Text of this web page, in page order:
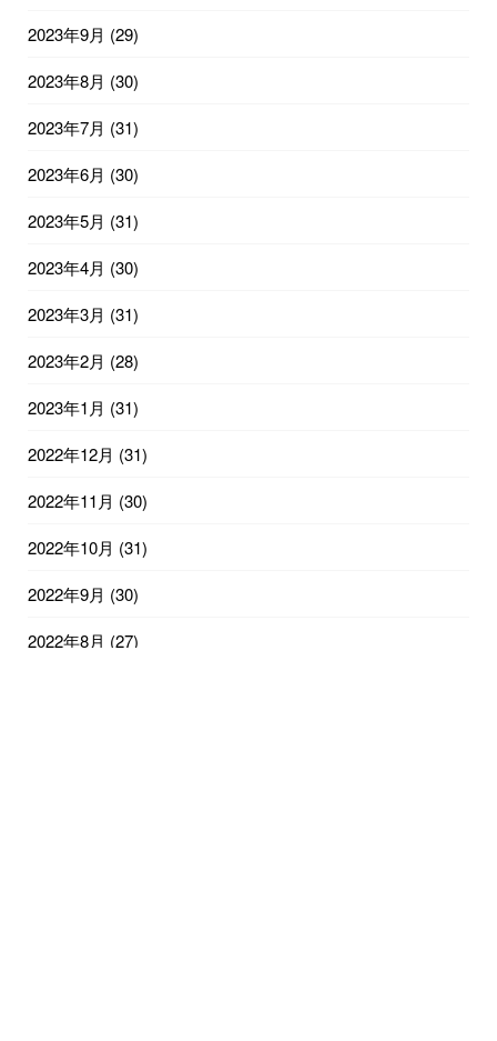
2023年9月 (29)
2023年8月 (30)
2023年7月 (31)
2023年6月 (30)
2023年5月 (31)
2023年4月 (30)
2023年3月 (31)
2023年2月 (28)
2023年1月 (31)
2022年12月 (31)
2022年11月 (30)
2022年10月 (31)
2022年9月 (30)
2022年8月 (27)